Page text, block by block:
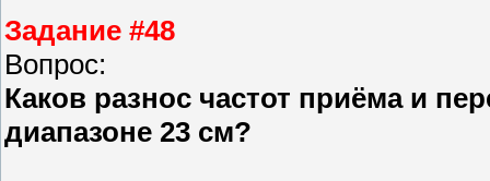
Задание #48
Вопрос:
Каков разнос частот приёма и
диапазоне 23 см?